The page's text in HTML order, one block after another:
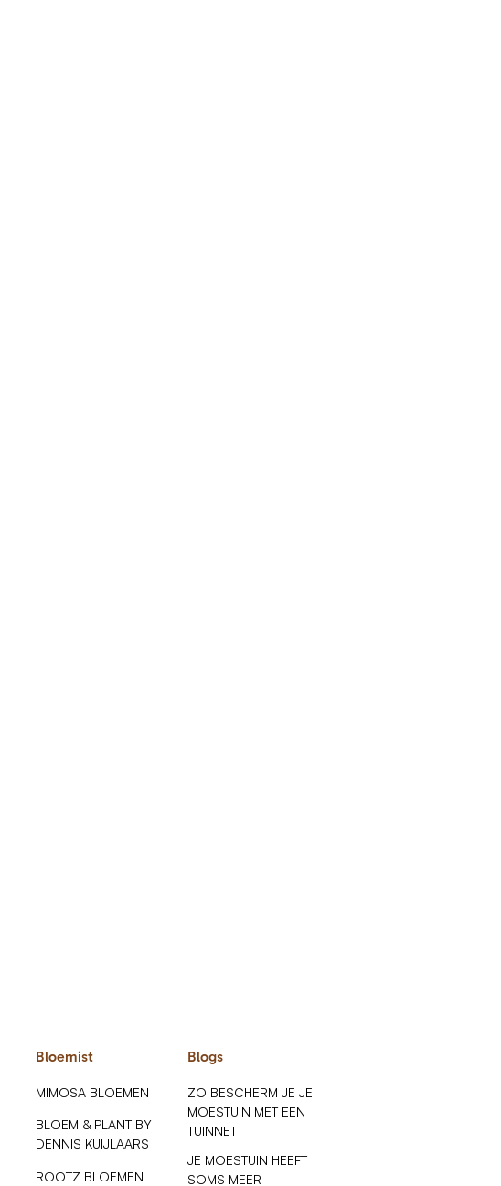
Bloemist
MIMOSA BLOEMEN
BLOEM & PLANT BY
DENNIS KUIJLAARS
ROOTZ BLOEMEN
Blogs
ZO BESCHERM JE JE
MOESTUIN MET EEN
TUINNET
JE MOESTUIN HEEFT
SOMS MEER